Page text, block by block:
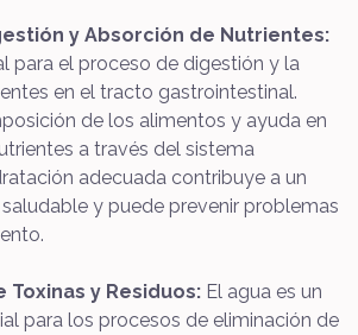
y Absorción de Nutrientes:
para el proceso de digestión y la
en el tracto gastrointestinal.
de los alimentos y ayuda en
a través del sistema
adecuada contribuye a un
y puede prevenir problemas
Toxinas y Residuos: El agua es un
para los procesos de eliminación de